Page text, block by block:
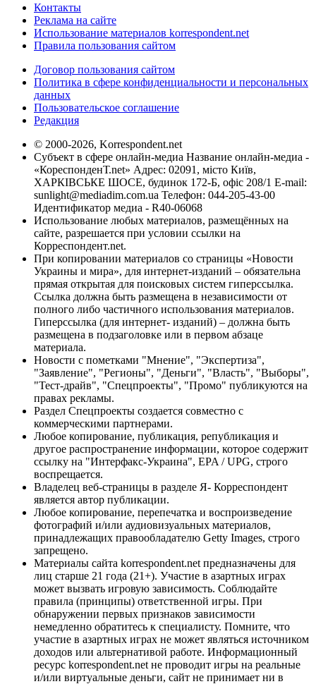
Контакты
Реклама на сайте
Использование материалов korrespondent.net
Правила пользования сайтом
Договор пользования сайтом
Политика в сфере конфиденциальности и персональных
данных
Пользовательское соглашение
Редакция
© 2000-2026, Korrespondent.net
Субъект в сфере онлайн-медиа Название онлайн-медиа -
«КореспонденТ.net» Адрес: 02091, місто Київ,
ХАРКІВСЬКЕ ШОСЕ, будинок 172-Б, офіс 208/1 E-mail:
sunlight@mediadim.com.ua Телефон: 044-205-43-00
Идентификатор медиа - R40-06068
Использование любых материалов, размещённых на
сайте, разрешается при условии ссылки на
Корреспондент.net.
При копировании материалов со страницы «Новости
Украины и мира», для интернет-изданий – обязательна
прямая открытая для поисковых систем гиперссылка.
Ссылка должна быть размещена в независимости от
полного либо частичного использования материалов.
Гиперссылка (для интернет- изданий) – должна быть
размещена в подзаголовке или в первом абзаце
материала.
Новости с пометками "Мнение", "Экспертиза",
"Заявление", "Регионы", "Деньги", "Власть", "Выборы",
"Тест-драйв", "Спецпроекты", "Промо" публикуются на
правах рекламы.
Раздел Спецпроекты создается совместно с
коммерческими партнерами.
Любое копирование, публикация, републикация и
другое распространение информации, которое содержит
ссылку на "Интерфакс-Украина", EPA / UPG, строго
воспрещается.
Владелец веб-страницы в разделе Я- Корреспондент
является автор публикации.
Любое копирование, перепечатка и воспроизведение
фотографий и/или аудиовизуальных материалов,
принадлежащих правообладателю Getty Images, строго
запрещено.
Материалы сайта korrespondent.net предназначены для
лиц старше 21 года (21+). Участие в азартных играх
может вызвать игровую зависимость. Соблюдайте
правила (принципы) ответственной игры. При
обнаружении первых признаков зависимости
немедленно обратитесь к специалисту. Помните, что
участие в азартных играх не может являться источником
доходов или альтернативой работе. Информационный
ресурс korrespondent.net не проводит игры на реальные
и/или виртуальные деньги, сайт не принимает ни в